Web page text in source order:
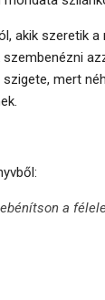
akik szeretik a
mert
a